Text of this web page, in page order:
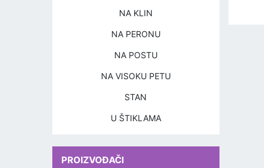
NA KLIN
NA PERONU
NA POSTU
NA VISOKU PETU
STAN
U ŠTIKLAMA
PROIZVOĐAČI